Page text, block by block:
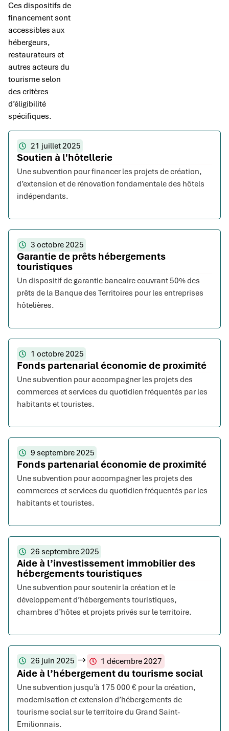
Ces dispositifs de
financement sont
accessibles aux
hébergeurs,
restaurateurs et
autres acteurs du
tourisme selon
des critères
d’éligibilité
spécifiques.
21 juillet 2025
Soutien à l'hôtellerie
Une subvention pour financer les projets de création,
d’extension et de rénovation fondamentale des hôtels
indépendants.
3 octobre 2025
Garantie de prêts hébergements
touristiques
Un dispositif de garantie bancaire couvrant 50% des
prêts de la Banque des Territoires pour les entreprises
hôtelières.
1 octobre 2025
Fonds partenarial économie de proximité
Une subvention pour accompagner les projets des
commerces et services du quotidien fréquentés par les
habitants et touristes.
9 septembre 2025
Fonds partenarial économie de proximité
Une subvention pour accompagner les projets des
commerces et services du quotidien fréquentés par les
habitants et touristes.
26 septembre 2025
Aide à l’investissement immobilier des
hébergements touristiques
Une subvention pour soutenir la création et le
développement d’hébergements touristiques,
chambres d’hôtes et projets privés sur le territoire.
26 juin 2025 1 décembre 2027
Aide à l’hébergement du tourisme social
Une subvention jusqu’à 175 000 € pour la création,
modernisation et extension d’hébergements de
tourisme social sur le territoire du Grand Saint-
Emilionnais.